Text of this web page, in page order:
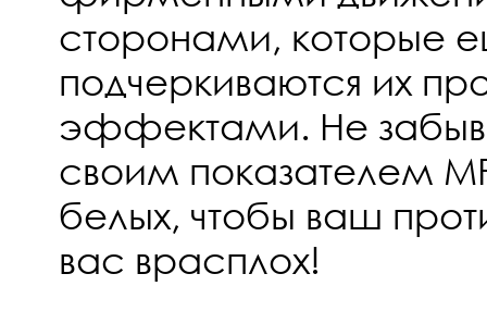
сторонами, которые
подчеркиваются их
эффектами. Не
своим показателем
белых, чтобы ваш
вас врасплох!